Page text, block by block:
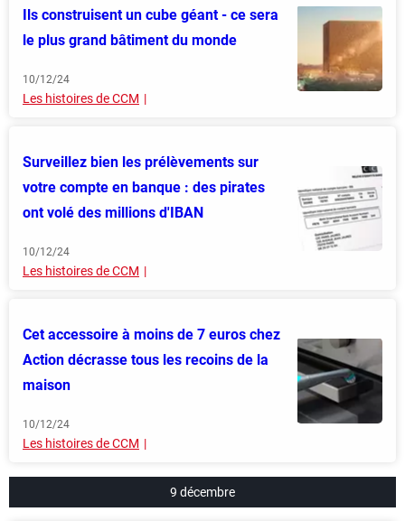
Ils construisent un cube géant - ce sera
le plus grand bâtiment du monde
10/12/24
Les histoires de CCM
Surveillez bien les prélèvements sur
votre compte en banque : des pirates
ont volé des millions d'IBAN
10/12/24
Les histoires de CCM
Cet accessoire à moins de 7 euros chez
Action décrasse tous les recoins de la
maison
10/12/24
Les histoires de CCM
9 décembre